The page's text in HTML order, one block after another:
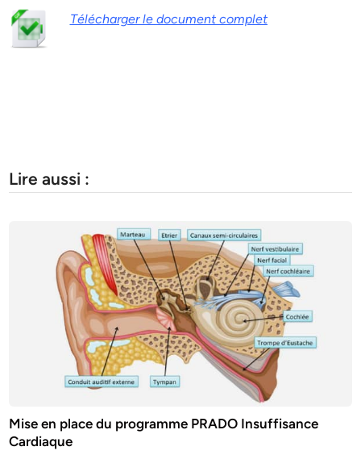
Télécharger le document complet
Lire aussi :
Mise en place du programme PRADO Insuffisance
Cardiaque